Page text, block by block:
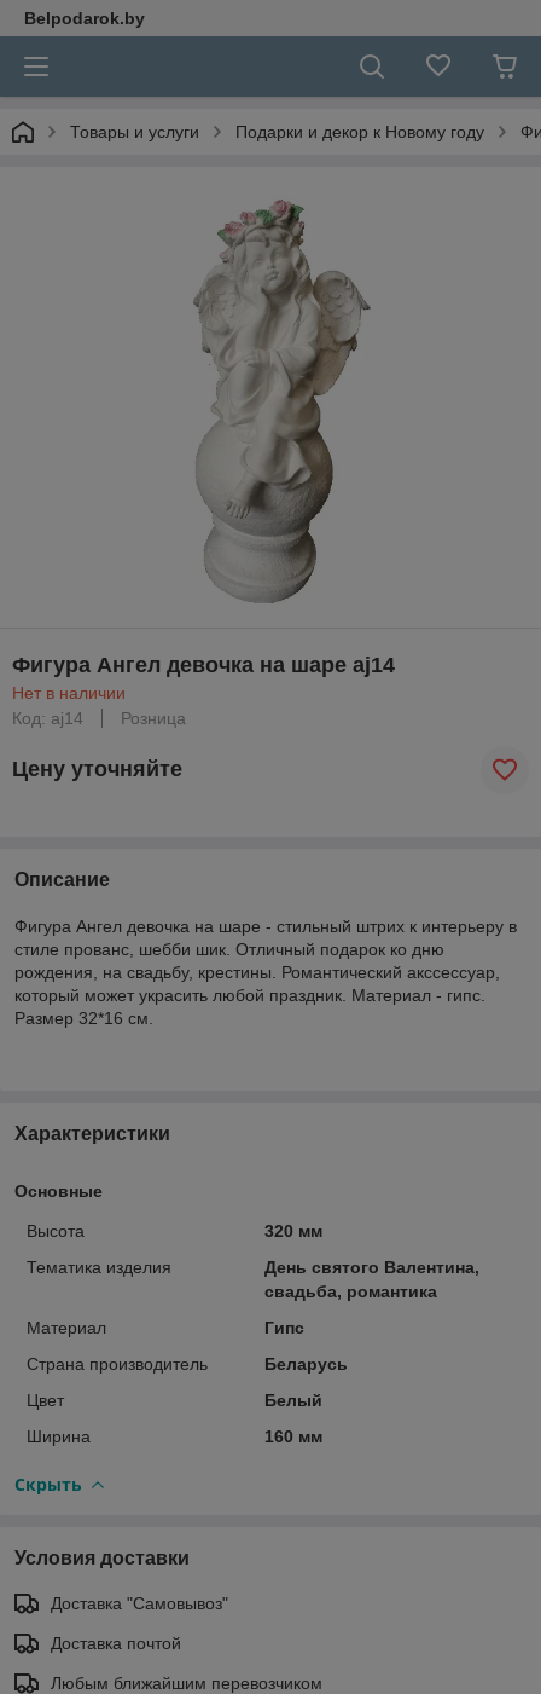
Belpodarok.by
Товары и услуги Подарки и декор к Новому году
Фигура Ангел девочка на шаре aj14
Нет в наличии
Код: aj14
Розница
Цену уточняйте
Описание
Фигура Ангел девочка на шаре - стильный штрих к интерьеру в
стиле прованс, шебби шик. Отличный подарок ко дню
рождения, на свадьбу, крестины. Романтический акссессуар,
который может украсить любой праздник. Материал - гипс.
Размер 32*16 см.
Характеристики
Основные
Высота
320 мм
Тематика изделия
День святого Валентина,
свадьба, романтика
Материал
Гипс
Страна производитель
Беларусь
Цвет
Белый
Ширина
160 мм
Скрыть
Условия доставки
Доставка "Самовывоз"
Доставка почтой
Любым ближайшим перевозчиком